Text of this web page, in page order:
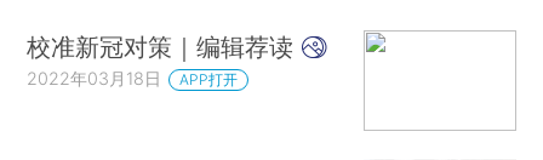
校准新冠对策｜编辑荐读
2022年03月18日 APP打开